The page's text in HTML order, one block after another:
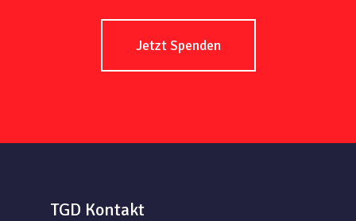
Jetzt Spenden
TGD Kontakt